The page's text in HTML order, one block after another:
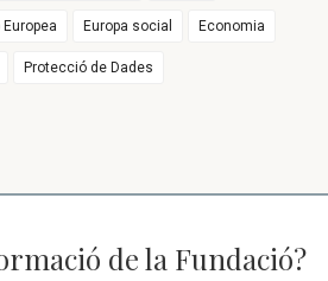
Europa social Economia
Protecció de Dades
de la Fundació?